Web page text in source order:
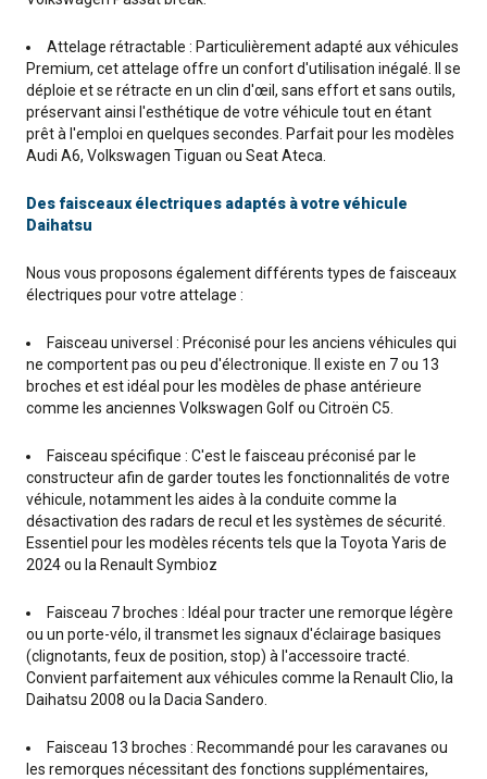
Attelage rétractable : Particulièrement adapté aux véhicules
Premium, cet attelage offre un confort d'utilisation inégalé. Il se
déploie et se rétracte en un clin d'œil, sans effort et sans outils,
préservant ainsi l'esthétique de votre véhicule tout en étant
prêt à l'emploi en quelques secondes. Parfait pour les modèles
Audi A6, Volkswagen Tiguan ou Seat Ateca.
Des faisceaux électriques adaptés à votre véhicule
Daihatsu
Nous vous proposons également différents types de faisceaux
électriques pour votre attelage :
Faisceau universel : Préconisé pour les anciens véhicules qui
ne comportent pas ou peu d'électronique. Il existe en 7 ou 13
broches et est idéal pour les modèles de phase antérieure
comme les anciennes Volkswagen Golf ou Citroën C5.
Faisceau spécifique : C'est le faisceau préconisé par le
constructeur afin de garder toutes les fonctionnalités de votre
véhicule, notamment les aides à la conduite comme la
désactivation des radars de recul et les systèmes de sécurité.
Essentiel pour les modèles récents tels que la Toyota Yaris de
2024 ou la Renault Symbioz
Faisceau 7 broches : Idéal pour tracter une remorque légère
ou un porte-vélo, il transmet les signaux d'éclairage basiques
(clignotants, feux de position, stop) à l'accessoire tracté.
Convient parfaitement aux véhicules comme la Renault Clio, la
Daihatsu 2008 ou la Dacia Sandero.
Faisceau 13 broches : Recommandé pour les caravanes ou
les remorques nécessitant des fonctions supplémentaires,